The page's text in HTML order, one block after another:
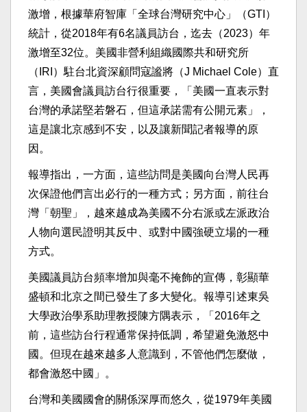
激增，根據華府智庫「全球台灣研究中心」（GTI）
統計，從2018年有6名議員訪台，迄去（2023）年
激增至32位。美國非營利組織國際共和研究所
（IRI）駐台北資深顧問寇謐將（J Michael Cole）直
言，美國會議員訪台行很重要，「美國一直表示對
台灣的承諾堅若磐石，但這承諾需有公開元素」，
這是讓北京感到不安，以及讓新聞記者報導的原
因。
報導指出，一方面，這些訪問是美國向台灣人民再
次保證他們言出必行的一種方式；另方面，前往台
灣「朝聖」，越來越成為美國不分右派或左派政治
人物向選民證明其反中、或對中國強硬立場的一種
方式。
美國議員訪台頻率增加與毫不掩飾的宣傳，彰顯華
盛頓和北京之間已發生了多大變化。報導引述東吳
大學政治學系助理教授陳方隅表示，「2016年之
前，這些訪台行程通常保持低調，希望避免激怒中
國。但現在越來越多人意識到，不管他們怎麼做，
都會激怒中國」。
台灣和美國國會的關係深厚而悠久，從1979年美國